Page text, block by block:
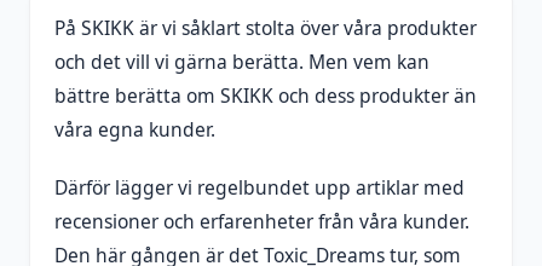
På SKIKK är vi såklart stolta över våra produkter
och det vill vi gärna berätta. Men vem kan
bättre berätta om SKIKK och dess produkter än
våra egna kunder.
Därför lägger vi regelbundet upp artiklar med
recensioner och erfarenheter från våra kunder.
Den här gången är det Toxic_Dreams tur, som